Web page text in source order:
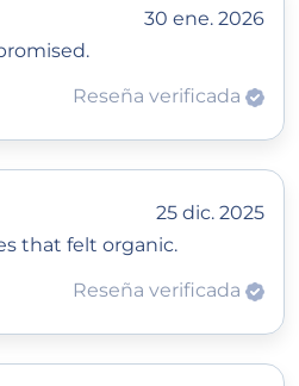
30 ene. 2026
Reseña verificada
25 dic. 2025
that felt organic.
Reseña verificada